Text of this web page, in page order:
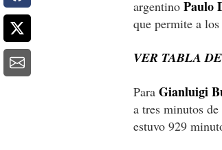
argentino Paulo
que permite a
VER TABLA
Para Gianluigi
a tres minutos
estuvo 929